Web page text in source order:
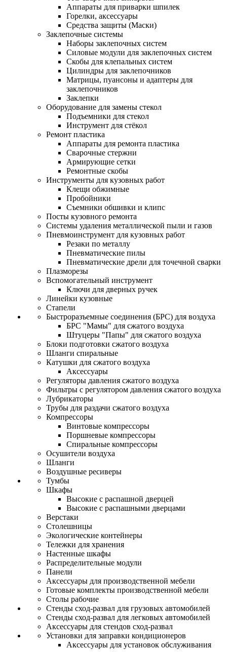
Аппараты для приварки шпилек
Горелки, аксессуары
Средства защиты (Маски)
Заклепочные системы
Наборы заклепочных систем
Силовые модули для заклепочных систем
Скобы для клепальных систем
Цилиндры для заклепочников
Матрицы, пуансоны и адаптеры для
заклепочников
Заклепки
Оборудование для замены стекол
Подъемники для стекол
Инструмент для стёкол
Ремонт пластика
Аппараты для ремонта пластика
Сварочные стержни
Армирующие сетки
Ремонтные скобы
Инструменты для кузовных работ
Клещи обжимные
Пробойники
Съемники обшивки и клипс
Посты кузовного ремонта
Системы удаления металлической пыли и газов
Пневмоинструмент для кузовных работ
Резаки по металлу
Пневматические пилы
Пневматические дрели для точечной сварки
Плазморезы
Вспомогательный инструмент
Ключи для дверных ручек
Линейки кузовные
Стапели
Быстроразъемные соединения (БРС) для воздуха
БРС "Мамы" для сжатого воздуха
Штуцеры "Папы" для сжатого воздуха
Блоки подготовки сжатого воздуха
Шланги спиральные
Катушки для сжатого воздуха
Аксессуары
Регуляторы давления сжатого воздуха
Фильтры с регулятором давления сжатого воздуха
Лубрикаторы
Трубы для раздачи сжатого воздуха
Компрессоры
Винтовые компрессоры
Поршневые компрессоры
Спиральные компрессоры
Осушители воздуха
Шланги
Воздушные ресиверы
Тумбы
Шкафы
Высокие с распашной дверцей
Высокие с распашными дверцами
Верстаки
Столешницы
Экологические контейнеры
Тележки для хранения
Настенные шкафы
Распределительные модули
Панели
Аксессуары для производственной мебели
Готовые комплекты производственной мебели
Столы рабочие
Стенды сход-развал для грузовых автомобилей
Стенды сход-развал для легковых автомобилей
Аксессуары для стендов сход-развал
Установки для заправки кондиционеров
Аксессуары для установок обслуживания